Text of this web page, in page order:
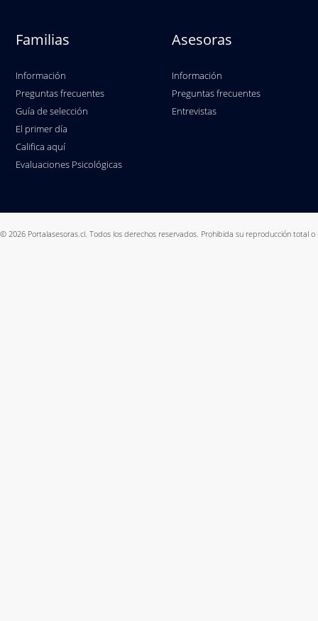
Familias
Información
Preguntas frecuentes
Guía de selección
El primer día
Califica aquí
Evaluaciones Psicológicas
Asesoras
Información
Preguntas frecuentes
Entrevistas
© 2026 Portalasesoras.cl. Todos los derechos reservados. Prohibida su reproducción total